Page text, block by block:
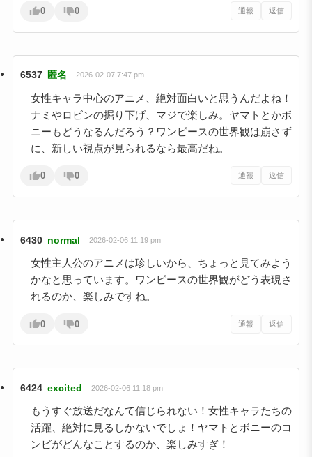
0 0 通報 返信
6537 匿名 2026-02-07 7:47 pm
女性キャラ中心のアニメ、絶対面白いと思うんだよね！
ナミやロビンの掘り下げ、マジで楽しみ。ヤマトとかボ
ニーもどうなるんだろう？ワンピースの世界観は崩さず
に、新しい視点が見られるなら最高だね。
0 0 通報 返信
6430 normal 2026-02-06 11:19 pm
女性主人公のアニメは珍しいから、ちょっと見てみよう
かなと思っています。ワンピースの世界観がどう表現さ
れるのか、楽しみですね。
0 0 通報 返信
6424 excited 2026-02-06 11:18 pm
もうすぐ放送だなんて信じられない！女性キャラたちの
活躍、絶対に見るしかないでしょ！ヤマトとボニーのコ
ンビがどんなことするのか、楽しみすぎ！